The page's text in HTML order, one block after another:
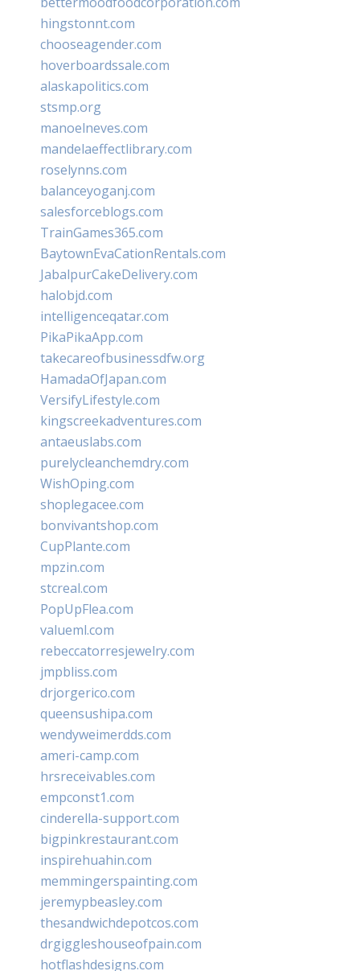
hingstonnt.com
chooseagender.com
hoverboardssale.com
alaskapolitics.com
stsmp.org
manoelneves.com
mandelaeffectlibrary.com
roselynns.com
balanceyoganj.com
salesforceblogs.com
TrainGames365.com
BaytownEvaCationRentals.com
JabalpurCakeDelivery.com
halobjd.com
intelligenceqatar.com
PikaPikaApp.com
takecareofbusinessdfw.org
HamadaOfJapan.com
VersifyLifestyle.com
kingscreekadventures.com
antaeuslabs.com
purelycleanchemdry.com
WishOping.com
shoplegacee.com
bonvivantshop.com
CupPlante.com
mpzin.com
stcreal.com
PopUpFlea.com
valueml.com
rebeccatorresjewelry.com
jmpbliss.com
drjorgerico.com
queensushipa.com
wendyweimerdds.com
ameri-camp.com
hrsreceivables.com
empconst1.com
cinderella-support.com
bigpinkrestaurant.com
inspirehuahin.com
memmingerspainting.com
jeremypbeasley.com
thesandwichdepotcos.com
drgiggleshouseofpain.com
hotflashdesigns.com